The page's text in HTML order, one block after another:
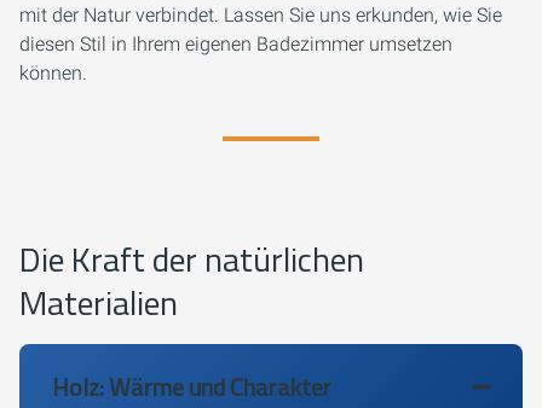
mit der Natur verbindet. Lassen Sie uns erkunden, wie Sie
diesen Stil in Ihrem eigenen Badezimmer umsetzen
können.
Die Kraft der natürlichen
Materialien
Holz: Wärme und Charakter